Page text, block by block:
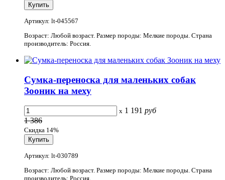
Артикул: lt-045567
Возраст: Любой возраст. Размер породы: Мелкие породы. Страна
производитель: Россия.
Сумка-переноска для маленьких собак
Зооник на меху
x 1 191 руб
1 386
Скидка 14%
Артикул: lt-030789
Возраст: Любой возраст. Размер породы: Мелкие породы. Страна
производитель: Россия.